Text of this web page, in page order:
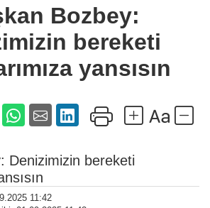
bereketi
sofralarımızaBozbey:
bereketi
yansısın
Denizimizin bereketi
11:42